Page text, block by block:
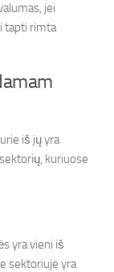
jei
tapti rimta
iš jų yra
kuriuose
yra vieni iš
sektoriuje yra